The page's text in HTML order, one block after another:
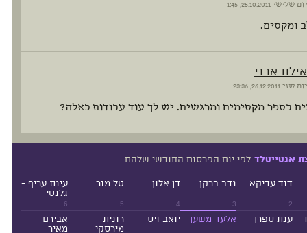
יום שלישי
ומקסים.
אילת אבני
יום שני
בספר מקסימים ומרגשים. יש לך עוד עבודות כאלה?
אנטייטלד לפי יום הפרסום החודשי שלהם
2
דוד עדיקא
3
נדב ברקן
4
דן אלון
5
טל מור
6
עינת עריף -
גלנטי
ענת ספרן אלעד משען יואב ויס
רונית
מירסקי
אבירם
מאיר